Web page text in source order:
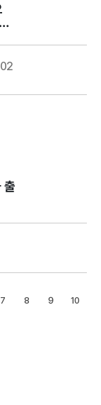
7 8 9 10